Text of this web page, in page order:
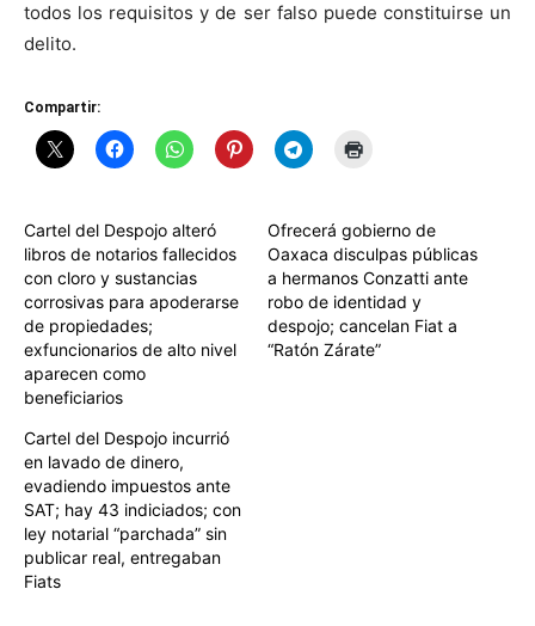
todos los requisitos y de ser falso puede constituirse un
delito.
Compartir:
Cartel del Despojo alteró
libros de notarios fallecidos
con cloro y sustancias
corrosivas para apoderarse
de propiedades;
exfuncionarios de alto nivel
aparecen como
beneficiarios
Ofrecerá gobierno de
Oaxaca disculpas públicas
a hermanos Conzatti ante
robo de identidad y
despojo; cancelan Fiat a
“Ratón Zárate”
Cartel del Despojo incurrió
en lavado de dinero,
evadiendo impuestos ante
SAT; hay 43 indiciados; con
ley notarial “parchada” sin
publicar real, entregaban
Fiats